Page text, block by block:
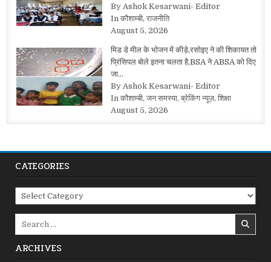
By Ashok Kesarwani- Editor
In कौशाम्बी, राजनीति
August 5, 2026
मिड डे मील के भोजन में कीड़े,रसोइए ने की शिकायत तो
प्रिंसिपल बोले इतना चलता है,BSA ने ABSA को दिए
जा…
By Ashok Kesarwani- Editor
In कौशाम्बी, जन समस्या, ब्रेकिंग न्यूज़, शिक्षा
August 5, 2026
CATEGORIES
Categories
ARCHIVES